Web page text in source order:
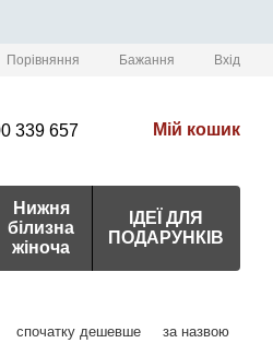
Порівняння Бажання Вхід
339 657 Мій кошик
Нижня
білизна
жіноча
ІДЕЇ ДЛЯ
ПОДАРУНКІВ
спочатку дешевше за назвою